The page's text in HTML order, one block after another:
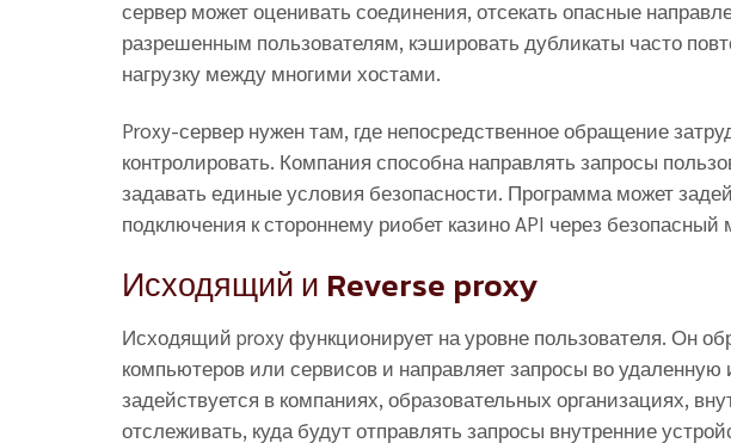
сервер может оценивать соединения, отсекать опасные
разрешенным пользователям, кэшировать дубликаты часто
нагрузку между многими хостами.
Proxy-сервер нужен там, где непосредственное обращение
контролировать. Компания способна направлять запросы
задавать единые условия безопасности. Программа может
подключения к стороннему риобет казино API через безопасный
Исходящий и Reverse proxy
Исходящий proxy функционирует на уровне пользователя. Он
компьютеров или сервисов и направляет запросы во
задействуется в компаниях, образовательных организациях,
отслеживать, куда будут отправлять запросы внутренние